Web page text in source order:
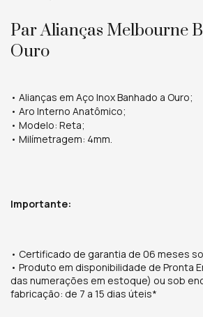
Par Alianças Melbourne
Ouro
• Alianças em Aço Inox Banhado a Ouro;
• Aro Interno Anatômico;
• Modelo: Reta;
• Milímetragem: 4mm.
Importante:
• Certificado de garantia de 06 meses
• Produto em disponibilidade de Pronta
das numerações em estoque) ou sob
fabricação: de 7 a 15 dias úteis*